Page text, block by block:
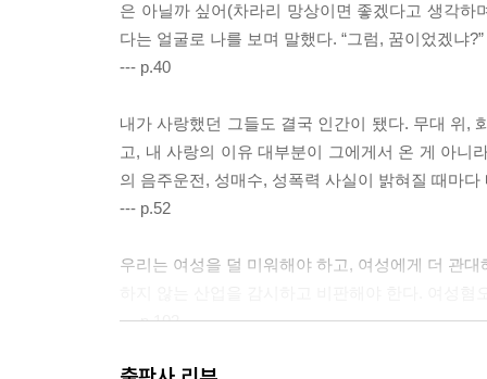
은 아닐까 싶어(차라리 망상이면 좋겠다고 생각
다는 얼굴로 나를 보며 말했다. “그럼, 꿈이었겠냐?”
--- p.40
내가 사랑했던 그들도 결국 인간이 됐다. 무대 위,
고, 내 사랑의 이유 대부분이 그에게서 온 게 아니
의 음주운전, 성매수, 성폭력 사실이 밝혀질 때마
--- p.52
우리는 여성을 덜 미워해야 하고, 여성에게 더 관
--- p.102